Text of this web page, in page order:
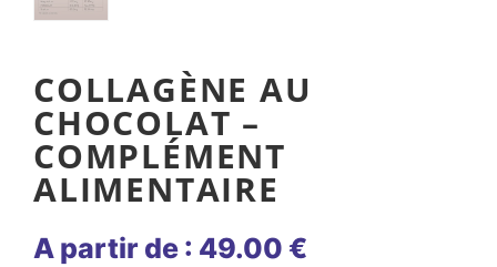
COLLAGÈNE AU
CHOCOLAT –
COMPLÉMENT
ALIMENTAIRE
A partir de : 49.00 €